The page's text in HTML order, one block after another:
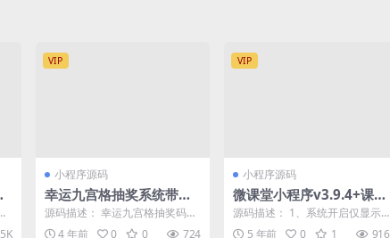
VIP
小程序源码
幸运九宫格抽奖系统带后
台源码
源码描述： 幸运九宫格抽奖码抽
奖系统，适合营销，门店活动，
4 年前 0 0 724
VIP
小程序源码
微课堂小程序v3.9.4+课堂
直播v3.8.9
源码描述： 1、系统开启仅显示
开通VIP时，课程价格显示为“VIP
5 年前 0 1 916